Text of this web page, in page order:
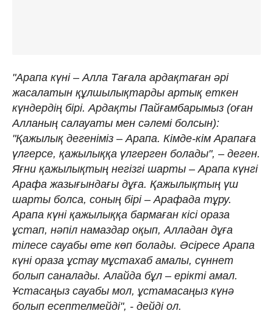
"Арапа күні – Алла Тағала ардақтаған әрі
жасалатын құлшылықтарды артық еткен
күндердің бірі. Ардақты Пайғамбарымыз (оған
Алланың салауаты мен сәлемі болсын):
"Қажылық дегеніміз – Арапа. Кімде-кім Арапаға
үлгерсе, қажылыққа үлгерген болады", – деген.
Яғни қажылықтың негізгі шарты – Арапа күнгі
Арафа жазығындағы дұға. Қажылықтың үш
шарты болса, соның бірі – Арафада тұру.
Арапа күні қажылыққа бармаған кісі ораза
ұстап, нәпіл намаздар оқып, Алладан дұға
тілесе сауабы өте көп болады. Әсіресе Арапа
күні ораза ұстау мұстахаб амалы, сүннет
болып саналады. Алайда бұл – ерікті амал.
Ұстасаңыз сауабы мол, ұстамасаңыз күнә
болып есептелмейді", - дейді ол.